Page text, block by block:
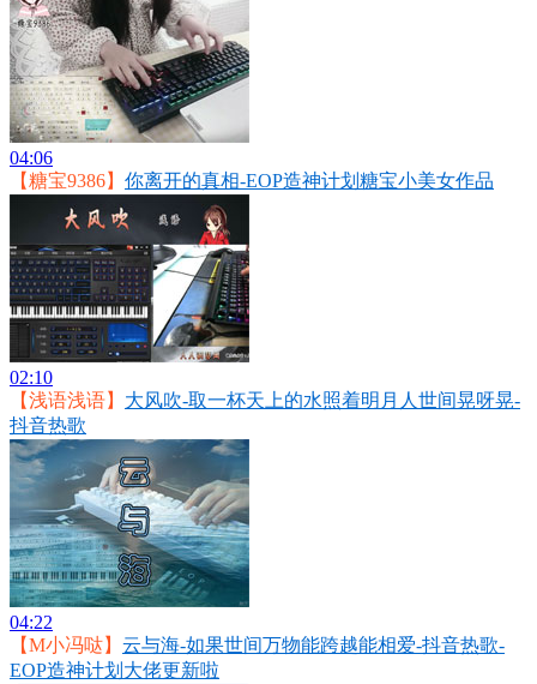
04:06
【糖宝9386】 你离开的真相-EOP造神计划糖宝小美女作品
02:10
【浅语浅语】 大风吹-取一杯天上的水照着明月人世间晃呀晃-
抖音热歌
04:22
【M小冯哒】 云与海-如果世间万物能跨越能相爱-抖音热歌-
EOP造神计划大佬更新啦